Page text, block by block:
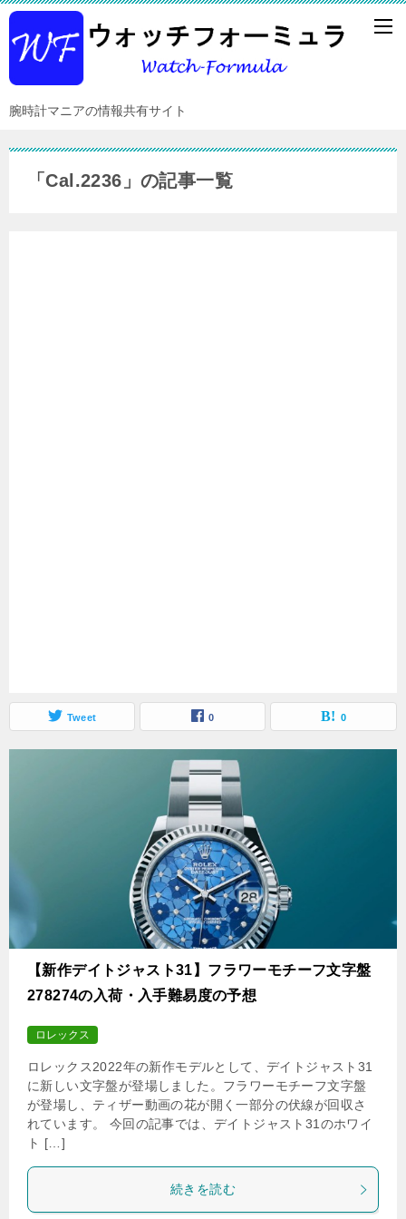
腕時計マニアの情報共有サイト
「Cal.2236」の記事一覧
Tweet 0 0
【新作デイトジャスト31】フラワーモチーフ文字盤
278274の入荷・入手難易度の予想
ロレックス
ロレックス2022年の新作モデルとして、デイトジャスト31
に新しい文字盤が登場しました。フラワーモチーフ文字盤
が登場し、ティザー動画の花が開く一部分の伏線が回収さ
れています。 今回の記事では、デイトジャスト31のホワイ
ト […]
続きを読む